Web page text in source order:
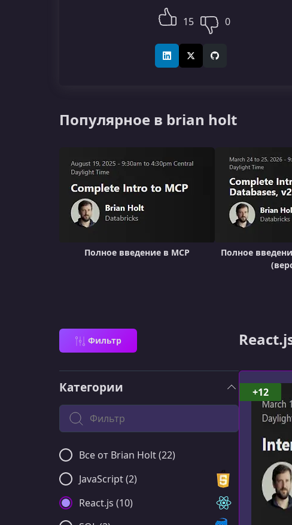
15 0
LinkedInX (Twitter)GitHub
Популярное в brian holt
Полное введение в MCP
Полное
Фильтр
Категории
Поиск по категории
Все от Brian Holt (22)
JavaScript (2)
React.js (10)
+12